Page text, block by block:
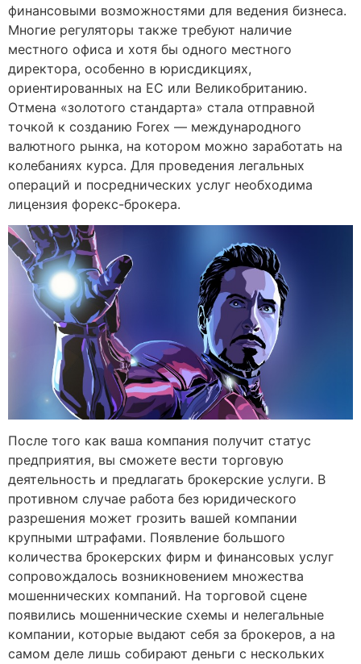
финансовыми возможностями для ведения бизнеса.
Многие регуляторы также требуют наличие
местного офиса и хотя бы одного местного
директора, особенно в юрисдикциях,
ориентированных на ЕС или Великобританию.
Отмена «золотого стандарта» стала отправной
точкой к созданию Forex — международного
валютного рынка, на котором можно заработать на
колебаниях курса. Для проведения легальных
операций и посреднических услуг необходима
лицензия форекс-брокера.
После того как ваша компания получит статус
предприятия, вы сможете вести торговую
деятельность и предлагать брокерские услуги. В
противном случае работа без юридического
разрешения может грозить вашей компании
крупными штрафами. Появление большого
количества брокерских фирм и финансовых услуг
сопровождалось возникновением множества
мошеннических компаний. На торговой сцене
появились мошеннические схемы и нелегальные
компании, которые выдают себя за брокеров, а на
самом деле лишь собирают деньги с нескольких